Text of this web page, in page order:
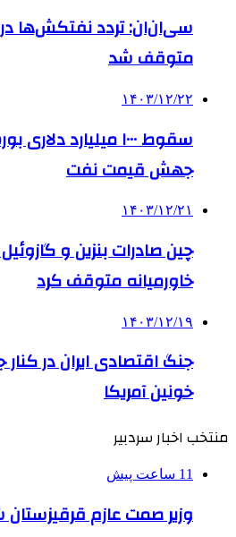
سی‌ان‌ان: تردد نفتکش‌ها
متوقف شد
۱۴۰۳/۱۲/۲۲
سقوط ۱۰۰۰ میلیارد
جهش قیمت نفت
۱۴۰۳/۱۲/۲۱
چین صادرات بنزین و
خاورمیانه متوقف کرد
۱۴۰۳/۱۲/۱۹
جنگ اقتصادی ایران در
خونین آمریکا
منتخب اخبار سردبیر
11 ساعت پیش
وزیر صمت عازم